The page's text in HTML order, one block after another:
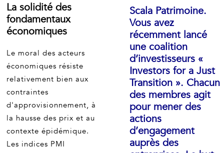
Scala Patrimoine.
Vous avez
récemment lancé
une coalition
d’investisseurs «
Investors for a Just
Transition ». Chacun
des membres agit
pour mener des
actions
d’engagement
auprès des
La solidité des
fondamentaux
économiques
Le moral des acteurs
économiques résiste
relativement bien aux
contraintes
d'approvisionnement, à
la hausse des prix et au
contexte épidémique.
Les indices PMI